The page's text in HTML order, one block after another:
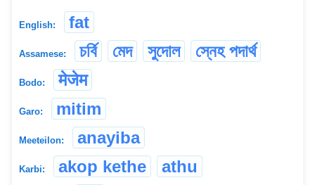
English: fat
Assamese: চৰ্বি মেদ সুদোল স্নেহ পদাৰ্থ
Bodo: मेजेम
Garo: mitim
Meeteilon: anayiba
Karbi: akop kethe athu